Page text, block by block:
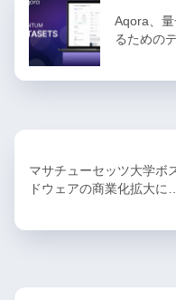
Aqora、
るための
マサチューセッツ大学ボ
ドウェアの商業化拡大に…